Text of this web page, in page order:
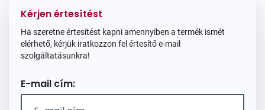
Kérjen értesítést
Ha szeretne értesítést kapni amennyiben a termék ismét
elérhető, kérjük iratkozzon fel értesítő e-mail
szolgáltatásunkra!
E-mail cím: